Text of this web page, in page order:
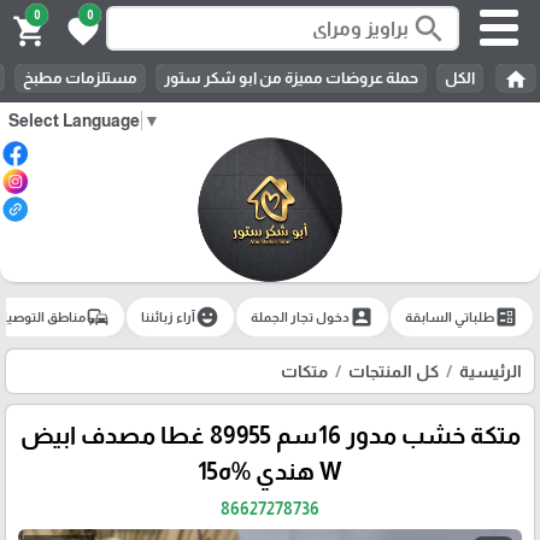
Select Language ▼
search
0
favorite
0
shopping_cart
home الكل حملة عروضات مميزة من ابو شكر ستور مستلزمات مطبخ
ballotطلباتي السابقة account_boxدخول تجار الجملة emoji_emotionsآراء زبائننا commuteمناطق
الرئيسية كل المنتجات متكات
متكة خشب مدور 16سم 89955 غطا مصدف ابيض
W هندي %ه15
86627278736